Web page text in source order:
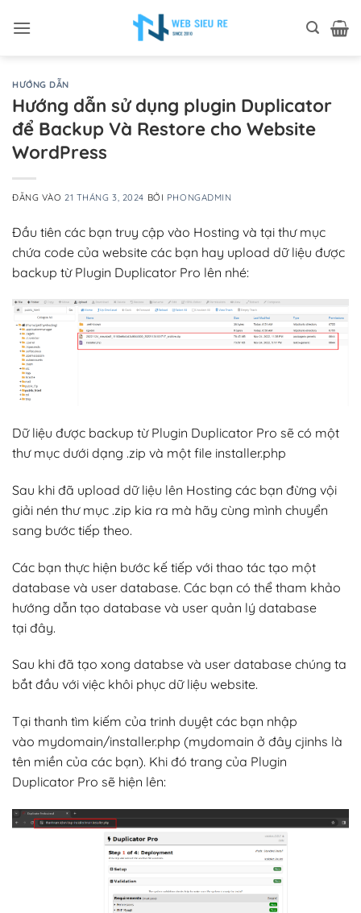
qua
HƯỚNG DẪN
Hướng dẫn sử dụng plugin Duplicator
để Backup Và Restore cho Website
WordPress
ĐĂNG VÀO21 THÁNG 3, 2024 BỞI PHONGADMIN
Đầu tiên các bạn truy cập vào Hosting và tại thư mục
chứa code của website các bạn hay upload dữ liệu được
backup từ Plugin Duplicator Pro lên nhé:
Dữ liệu được backup từ Plugin Duplicator Pro sẽ có một
thư mục dưới dạng .zip và một file installer.php
Sau khi đã upload dữ liệu lên Hosting các bạn đừng vội
giải nén thư mục .zip kia ra mà hãy cùng mình chuyển
sang bước tiếp theo.
Các bạn thực hiện bước kế tiếp với thao tác tạo một
database và user database. Các bạn có thể tham khảo
hướng dẫn tạo database và user quản lý database
tại đây.
Sau khi đã tạo xong databse và user database chúng ta
bắt đầu với việc khôi phục dữ liệu website.
Tại thanh tìm kiếm của trinh duyệt các bạn nhập
vào mydomain/installer.php (mydomain ở đây cjinhs là
tên miền của các bạn). Khi đó trang của Plugin
Duplicator Pro sẽ hiện lên: